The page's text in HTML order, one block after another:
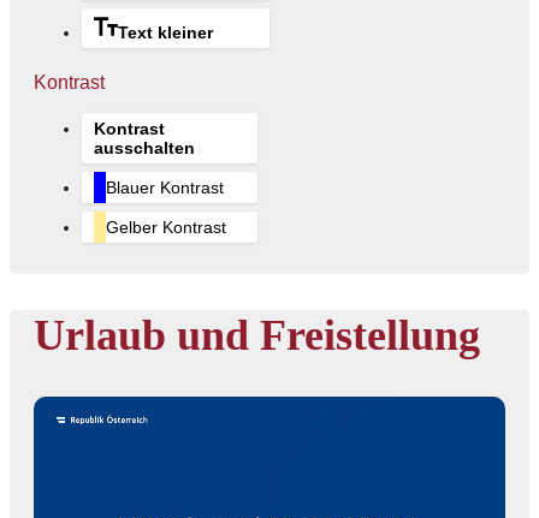
Text kleiner
Kontrast
Kontrast
ausschalten
Blauer Kontrast
Gelber Kontrast
Urlaub und Freistellung